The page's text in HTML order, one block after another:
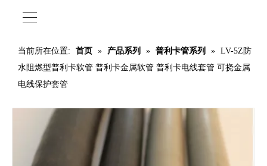
当前所在位置: 首页 » 产品系列 » 普利卡管系列 » LV-5Z防
水阻燃型普利卡软管 普利卡金属软管 普利卡电线套管 可挠金属
电线保护套管